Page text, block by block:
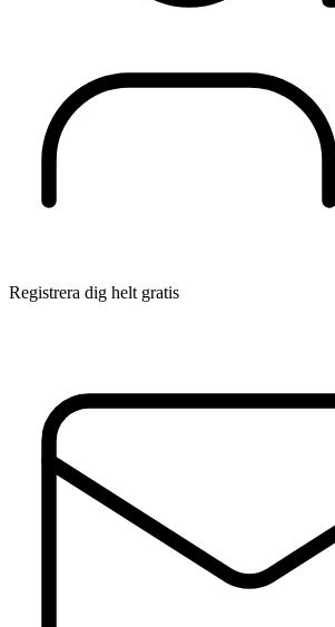
Registrera dig helt gratis